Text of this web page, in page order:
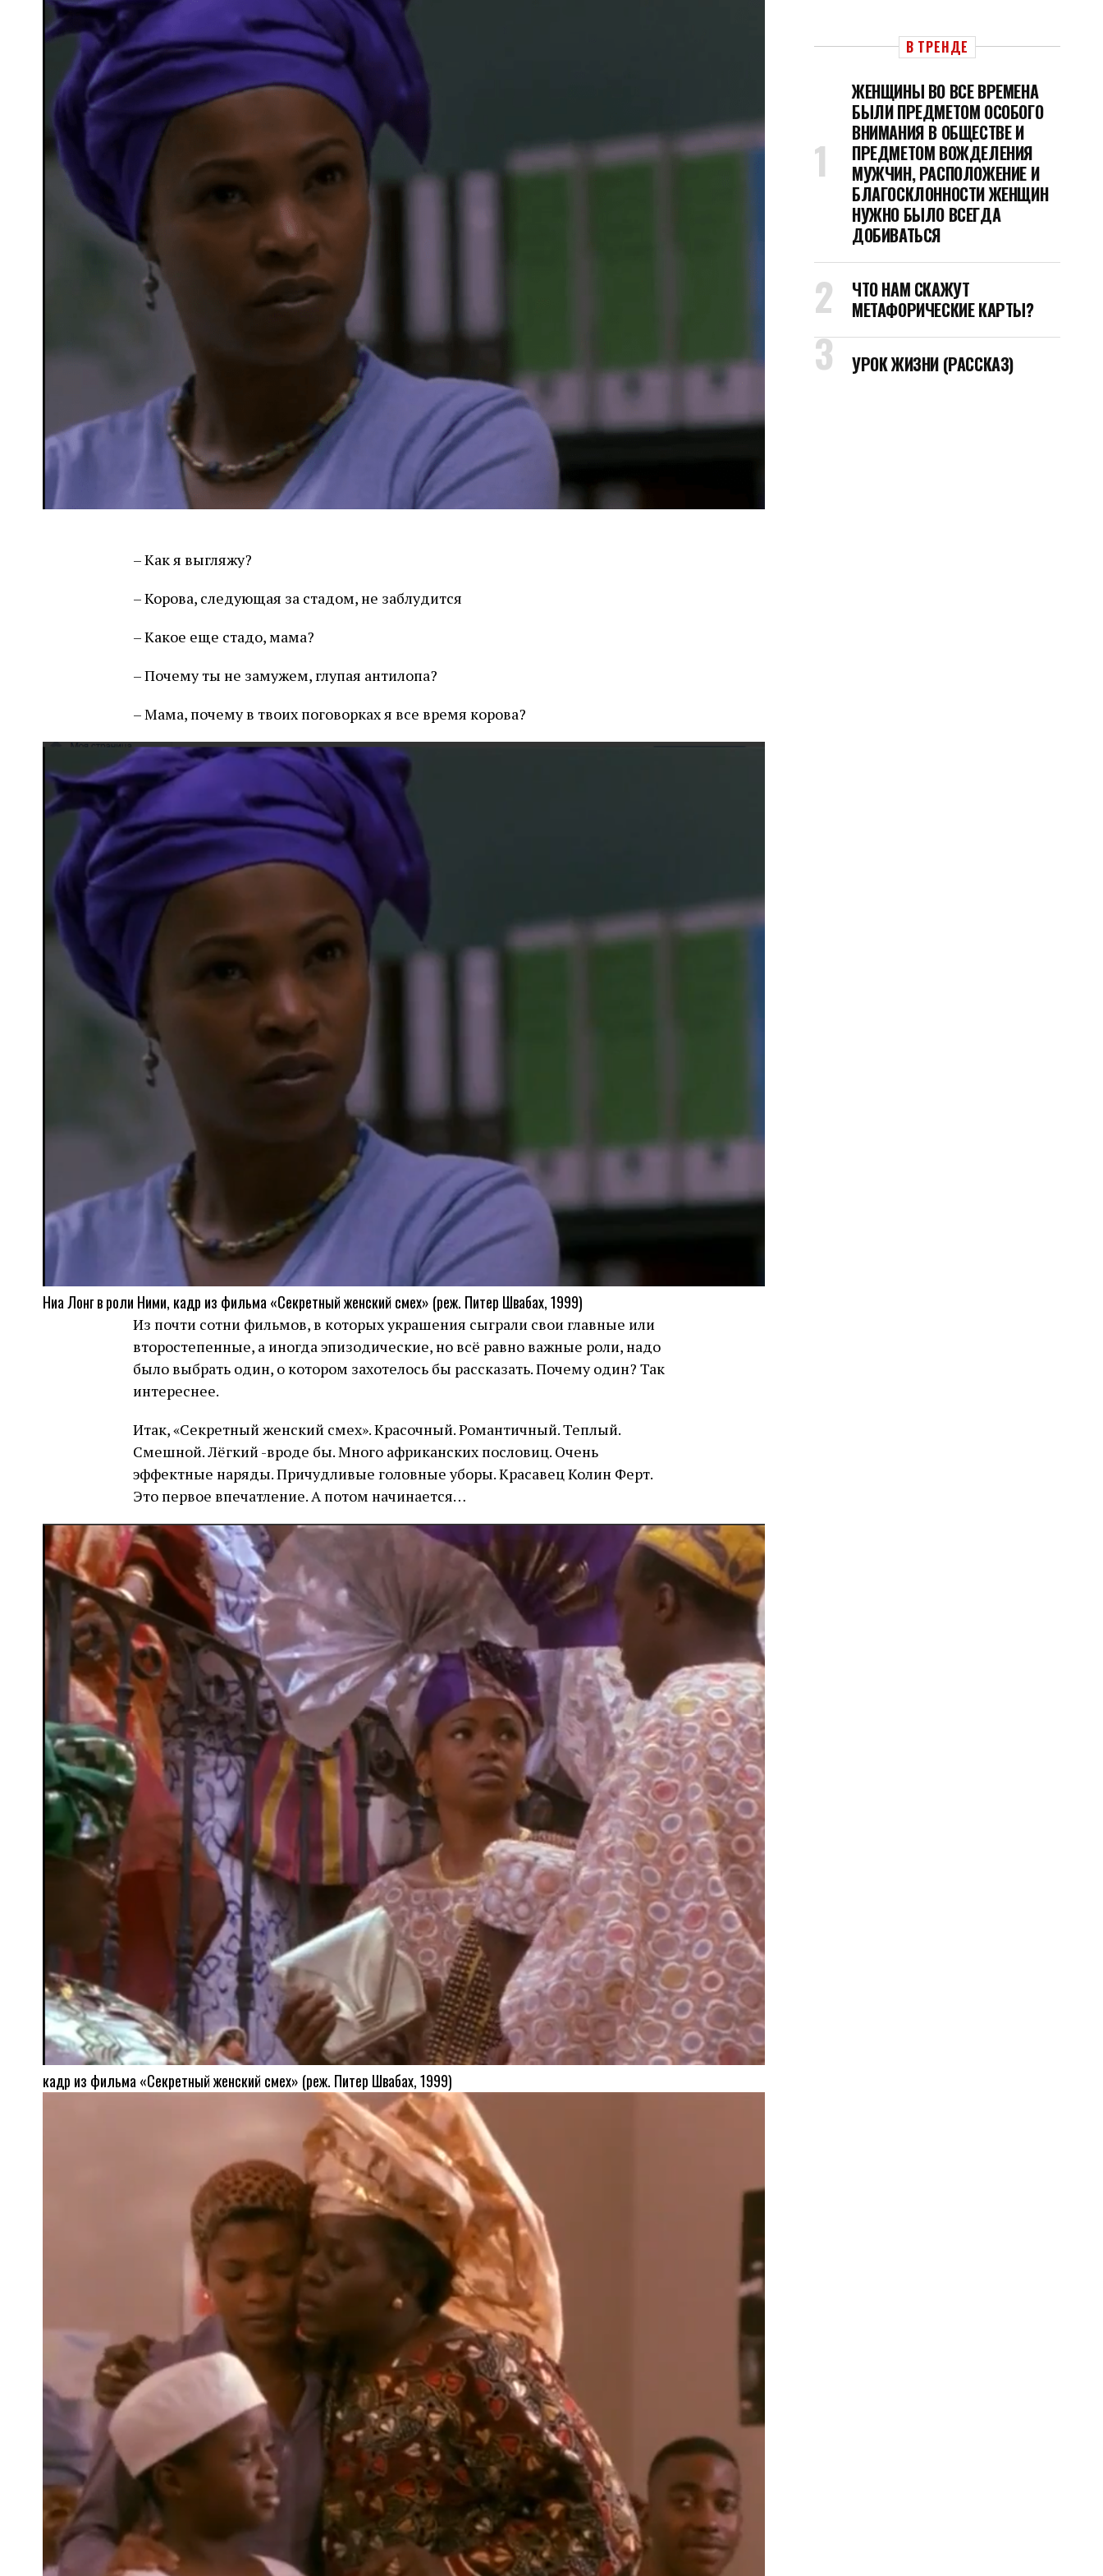
– Как я выгляжу?
– Корова, следующая за стадом, не заблудится
– Какое еще стадо, мама?
– Почему ты не замужем, глупая антилопа?
– Мама, почему в твоих поговорках я все время корова?
Ниа Лонг в роли Ними, кадр из фильма «Секретный женский смех» (реж. Питер Швабах, 1999)
Из почти сотни фильмов, в которых украшения сыграли свои главные или
второстепенные, а иногда эпизодические, но всё равно важные роли, надо
было выбрать один, о котором захотелось бы рассказать. Почему один? Так
интереснее.
Итак, «Секретный женский смех». Красочный. Романтичный. Теплый.
Смешной. Лёгкий -вроде бы. Много африканских пословиц. Очень
эффектные наряды. Причудливые головные уборы. Красавец Колин Ферт.
Это первое впечатление. А потом начинается…
кадр из фильма «Секретный женский смех» (реж. Питер Швабах, 1999)
В ТРЕНДЕ
ЖЕНЩИНЫ ВО ВСЕ ВРЕМЕНА
БЫЛИ ПРЕДМЕТОМ ОСОБОГО
ВНИМАНИЯ В ОБЩЕСТВЕ И
ПРЕДМЕТОМ ВОЖДЕЛЕНИЯ
МУЖЧИН, РАСПОЛОЖЕНИЕ И
БЛАГОСКЛОННОСТИ ЖЕНЩИН
НУЖНО БЫЛО ВСЕГДА
ДОБИВАТЬСЯ
ЧТО НАМ СКАЖУТ
МЕТАФОРИЧЕСКИЕ КАРТЫ?
УРОК ЖИЗНИ (РАССКАЗ)